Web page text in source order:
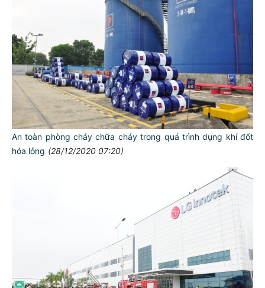
An toàn phòng cháy chữa cháy trong quá trình dụng khí đốt
hóa lỏng (28/12/2020 07:20)